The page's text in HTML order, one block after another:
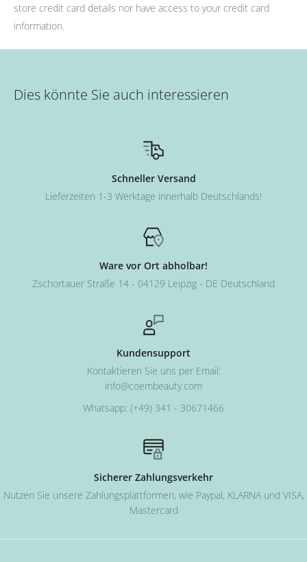
store credit card details nor have access to your credit card
information.
Dies könnte Sie auch interessieren
Schneller Versand
Lieferzeiten 1-3 Werktage innerhalb Deutschlands!
Ware vor Ort abholbar!
Zschortauer Straße 14 - 04129 Leipzig - DE Deutschland
Kundensupport
Kontaktieren Sie uns per Email:
info@coembeauty.com
Whatsapp: (+49) 341 - 30671466
Sicherer Zahlungsverkehr
Nutzen Sie unsere Zahlungsplattformen, wie Paypal, KLARNA und VISA,
Mastercard